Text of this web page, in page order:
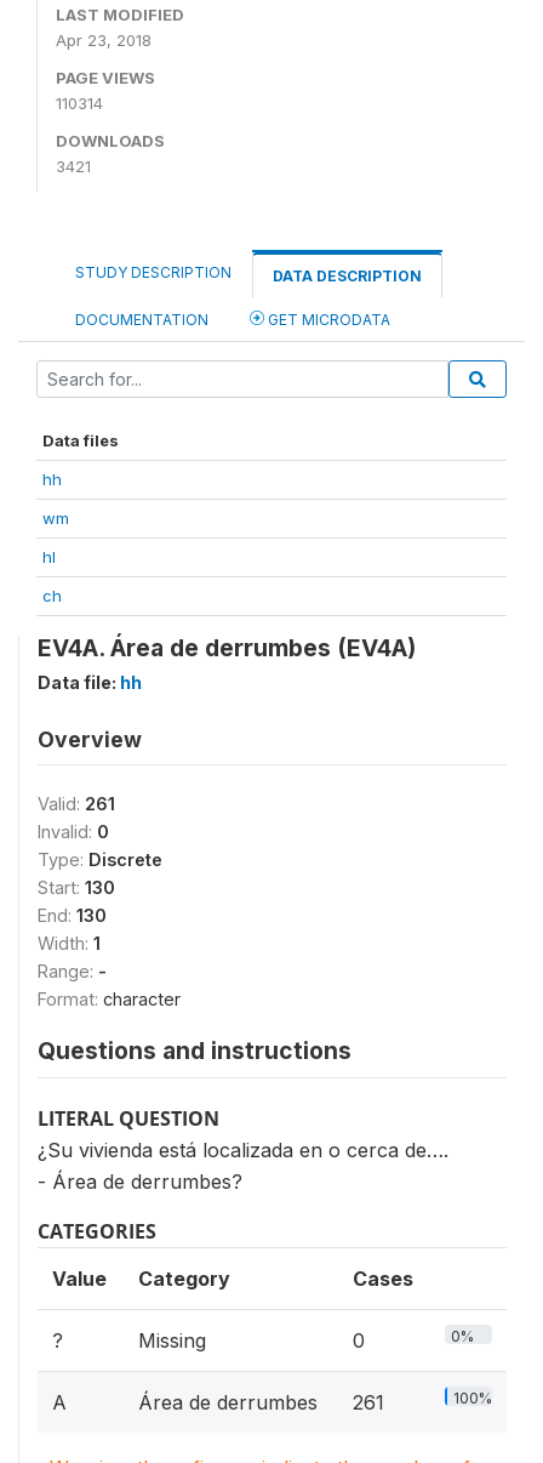
LAST MODIFIED
Apr 23, 2018
PAGE VIEWS
110314
DOWNLOADS
3421
STUDY DESCRIPTION DATA DESCRIPTION
DOCUMENTATION GET MICRODATA
Data files
hh
wm
hl
ch
EV4A. Área de derrumbes (EV4A)
Data file: hh
Overview
Valid: 261
Invalid: 0
Type: Discrete
Start: 130
End: 130
Width: 1
Range: -
Format: character
Questions and instructions
LITERAL QUESTION
¿Su vivienda está localizada en o cerca de….
- Área de derrumbes?
CATEGORIES
Value Category Cases
? Missing 0 0%
A Área de derrumbes 261 100%